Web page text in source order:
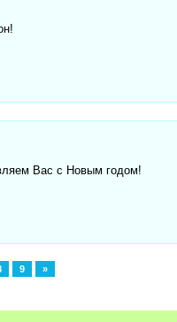
Вас с Новым годом!
9 »